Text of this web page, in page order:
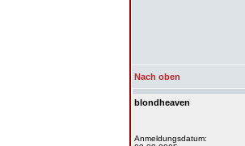
Nach oben
blondheaven
Anmeldungsdatum: